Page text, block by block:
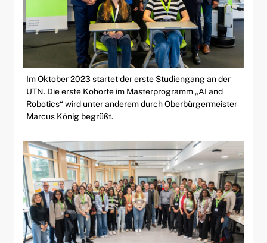
Im Oktober 2023 startet der erste Studiengang an der
UTN. Die erste Kohorte im Masterprogramm „AI and
Robotics“ wird unter anderem durch Oberbürgermeister
Marcus König begrüßt.